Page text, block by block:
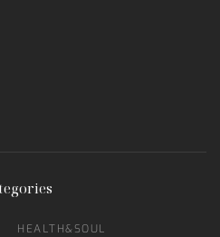
HEALTH&SOUL